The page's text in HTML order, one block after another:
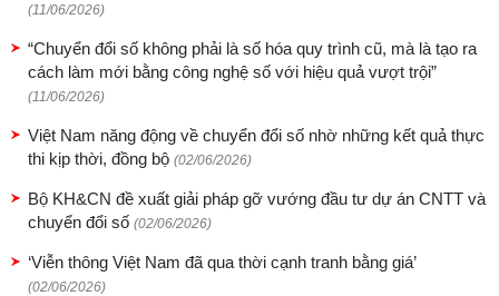
(11/06/2026)
“Chuyển đổi số không phải là số hóa quy trình cũ, mà là tạo ra
cách làm mới bằng công nghệ số với hiệu quả vượt trội”
(11/06/2026)
Việt Nam năng động về chuyển đổi số nhờ những kết quả thực
thi kịp thời, đồng bộ (02/06/2026)
Bộ KH&CN đề xuất giải pháp gỡ vướng đầu tư dự án CNTT và
chuyển đổi số (02/06/2026)
‘Viễn thông Việt Nam đã qua thời cạnh tranh bằng giá’
(02/06/2026)